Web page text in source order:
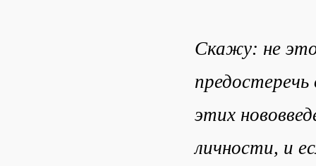
Скажу: не
этих
личности, и